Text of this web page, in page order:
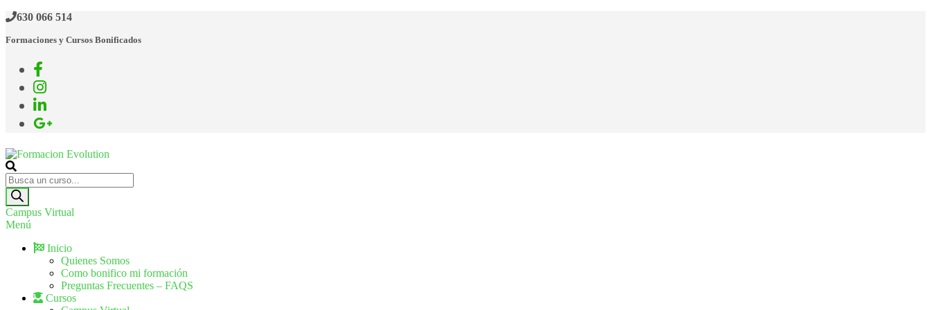
Saltar
contenido
630 066 514
Formaciones y Cursos Bonificados
Formacion Evolution
Cursos de formación continua
Búsqueda
de
productos
Campus Virtual
Menú
Inicio
Quienes Somos
Como bonifico mi formación
Preguntas Frecuentes – FAQS
Cursos